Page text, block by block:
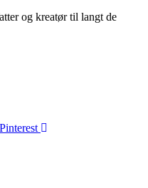
og kreatør til langt de
Pinterest